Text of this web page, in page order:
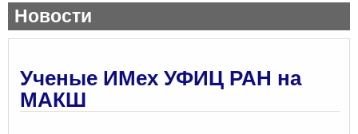
навигации
Новости
Ученые ИМех УФИЦ РАН на
МАКШ